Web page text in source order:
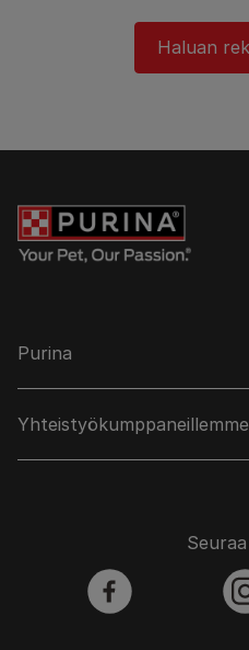
Haluan
Purina
Yhteistyökumppaneillemme
facebook